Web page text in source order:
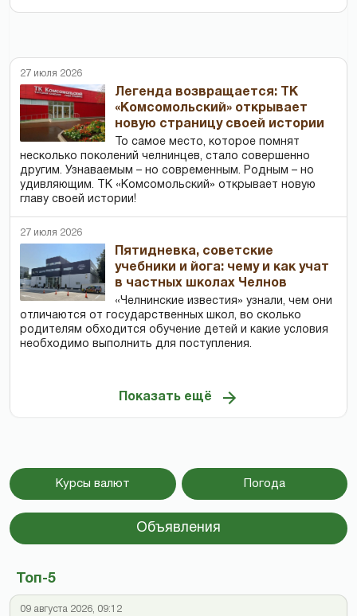
27 июля 2026
Легенда возвращается: ТК
«Комсомольский» открывает
новую страницу своей истории
То самое место, которое помнят
несколько поколений челнинцев, стало совершенно
другим. Узнаваемым – но современным. Родным – но
удивляющим. ТК «Комсомольский» открывает новую
главу своей истории!
27 июля 2026
Пятидневка, советские
учебники и йога: чему и как учат
в частных школах Челнов
«Челнинские известия» узнали, чем они
отличаются от государственных школ, во сколько
родителям обходится обучение детей и какие условия
необходимо выполнить для поступления.
Показать ещё
Курсы валют Погода
Объявления
Топ-5
09 августа 2026, 09:12